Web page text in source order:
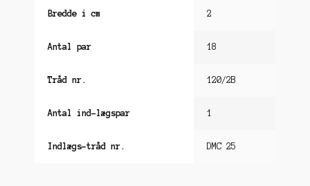
Bredde i cm 2
Antal par 18
Tråd nr. 120/2B
Antal ind-lægspar 1
Indlægs-tråd nr. DMC 25